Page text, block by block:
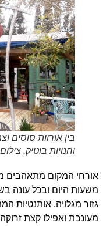
בין אורוות סוסים
וחנויות בוטיק. צילום
אורחי המקום מתאהבים מיד
משעות היום ובכל עונה
גזור מגלויה. אותנטיות
מעונבת ואפילו קצת